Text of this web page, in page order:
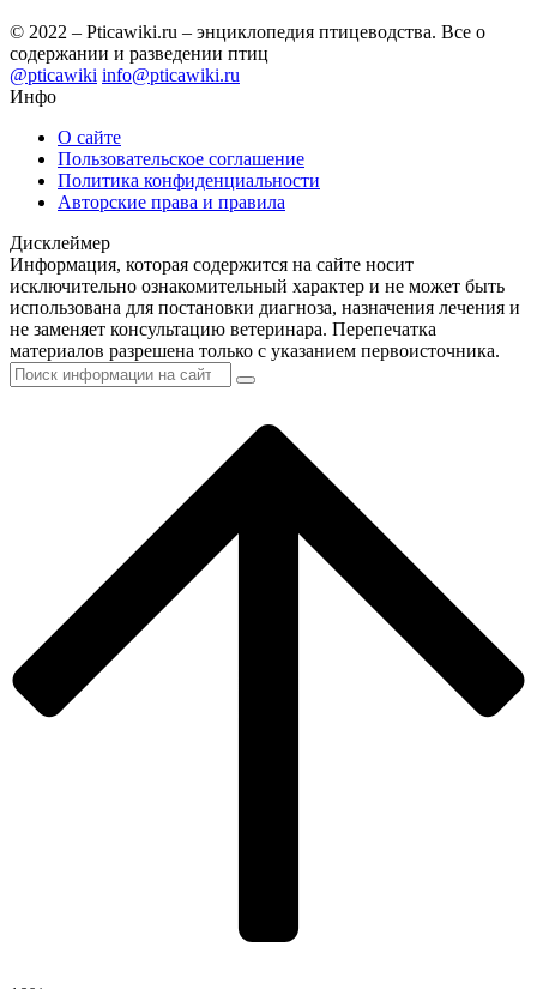
© 2022 – Pticawiki.ru – энциклопедия птицеводства. Все о
содержании и разведении птиц
@pticawiki info@pticawiki.ru
Инфо
О сайте
Пользовательское соглашение
Политика конфиденциальности
Авторские права и правила
Дисклеймер
Информация, которая содержится на сайте носит
исключительно ознакомительный характер и не может быть
использована для постановки диагноза, назначения лечения и
не заменяет консультацию ветеринара. Перепечатка
материалов разрешена только с указанием первоисточника.